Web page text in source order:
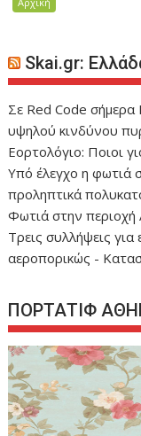
Skai.gr:
Σε Red Code σήμερα
υψηλού κινδύνου
Εορτολόγιο: Ποιοι
Yπό έλεγχο η φωτιά
προληπτικά
Φωτιά στην περιοχή
Τρεις συλλήψεις
αεροπορικώς -
ΠΟΡΤΑΤΙΦ